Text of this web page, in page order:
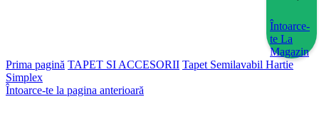
Întoarce-
te La
Magazin
Prima pagină TAPET SI ACCESORII Tapet Semilavabil Hartie
Simplex
Întoarce-te la pagina anterioară